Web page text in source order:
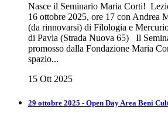
Nasce il Seminario Maria Corti!
16 ottobre 2025, ore 17 con Andrea
(da rinnovarsi) di Filologia e
di Pavia (Strada Nuova 65) Il
promosso dalla Fondazione Maria
spazio...
15 Ott 2025
29 ottobre 2025 - Open Day Area Beni